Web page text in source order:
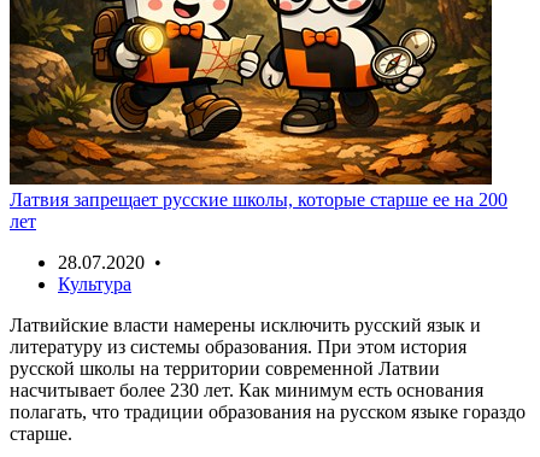
Латвия запрещает русские школы, которые старше ее на 200
лет
28.07.2020 •
Культура
Латвийские власти намерены исключить русский язык и
литературу из системы образования. При этом история
русской школы на территории современной Латвии
насчитывает более 230 лет. Как минимум есть основания
полагать, что традиции образования на русском языке гораздо
старше.